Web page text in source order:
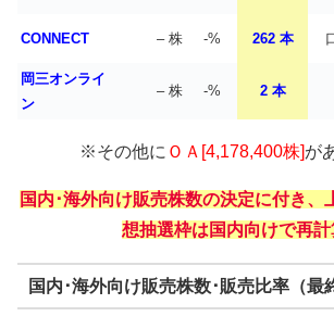
CONNECT – 株 -% 262 本
岡三オンライ
ン
– 株 -% 2 本
※その他に ＯＡ[4,178,400株]が
国内･海外向け販売株数の決定に付き、
想抽選枠は国内向けで再計
国内･海外向け販売株数･販売比率（最